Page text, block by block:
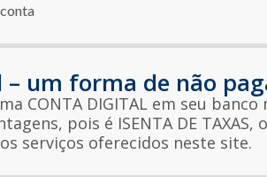
um forma de não
CONTA DIGITAL em seu
pois é ISENTA DE TAXAS,
serviços oferecidos neste site.